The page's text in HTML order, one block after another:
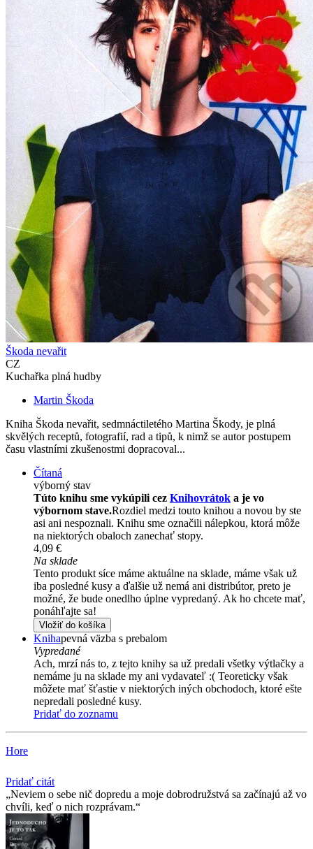
Škoda nevařit
CZ
Kuchařka plná hudby
Martin Škoda
Kniha Škoda nevařit, sedmnáctiletého Martina Škody, je plná
skvělých receptů, fotografií, rad a tipů, k nimž se autor postupem
času vlastními zkušenostmi dopracoval...
Čítaná
výborný stav
Túto knihu sme vykúpili cez Knihovrátok a je vo
výbornom stave.Rozdiel medzi touto knihou a novou by ste
asi ani nespoznali. Knihu sme označili nálepkou, ktorá môže
na niektorých obaloch zanechať stopy.
4,09 €
Na sklade
Tento produkt síce máme aktuálne na sklade, máme však už
iba posledné kusy a ďalšie už nemá ani distribútor, preto je
možné, že bude onedlho úplne vypredaný. Ak ho chcete mať,
ponáhľajte sa!
Vložiť do košíka
Knihapevná väzba s prebalom
Vypredané
Ach, mrzí nás to, z tejto knihy sa už predali všetky výtlačky a
nemáme ju na sklade my ani vydavateľ :( Teoreticky však
môžete mať šťastie v niektorých iných obchodoch, ktoré ešte
nepredali posledné kusy.
Pridať do zoznamu
Hore
Pridať citát
Neviem o sebe nič dopredu a moje dobrodružstvá sa začínajú až vo
chvíli, keď o nich rozprávam.